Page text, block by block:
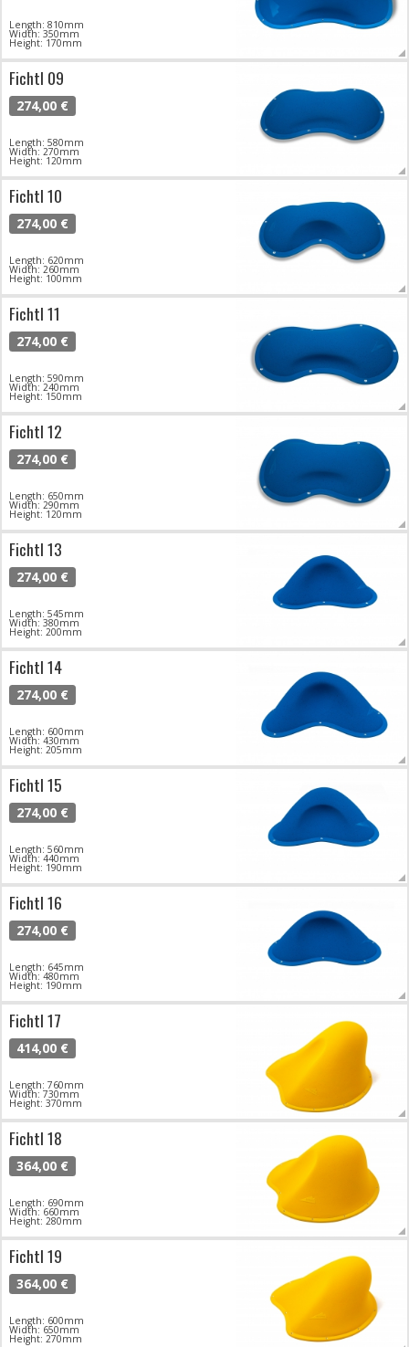
Length: 810mm
Width: 350mm
Height: 170mm
Fichtl 09
274,00 €
Length: 580mm
Width: 270mm
Height: 120mm
Fichtl 10
274,00 €
Length: 620mm
Width: 260mm
Height: 100mm
Fichtl 11
274,00 €
Length: 590mm
Width: 240mm
Height: 150mm
Fichtl 12
274,00 €
Length: 650mm
Width: 290mm
Height: 120mm
Fichtl 13
274,00 €
Length: 545mm
Width: 380mm
Height: 200mm
Fichtl 14
274,00 €
Length: 600mm
Width: 430mm
Height: 205mm
Fichtl 15
274,00 €
Length: 560mm
Width: 440mm
Height: 190mm
Fichtl 16
274,00 €
Length: 645mm
Width: 480mm
Height: 190mm
Fichtl 17
414,00 €
Length: 760mm
Width: 730mm
Height: 370mm
Fichtl 18
364,00 €
Length: 690mm
Width: 660mm
Height: 280mm
Fichtl 19
364,00 €
Length: 600mm
Width: 650mm
Height: 270mm